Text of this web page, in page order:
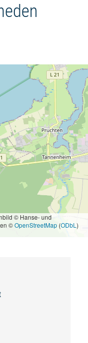
© Hanse- und
©OpenStreetMap (ODbL )